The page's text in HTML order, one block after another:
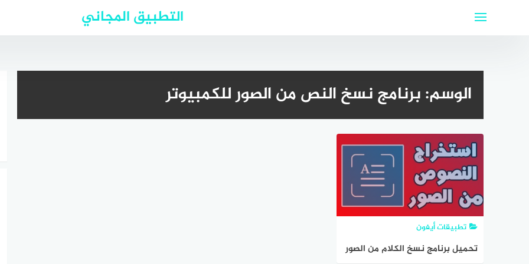
التطبيق المجاني
الوسم:برنامج نسخ النص من الصور للكمبيوتر
تطبيقات أيفون
تحميل برنامج نسخ الكلام من الصور